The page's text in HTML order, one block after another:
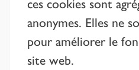
anonymes. Elles ne
pour améliorer le
site web.